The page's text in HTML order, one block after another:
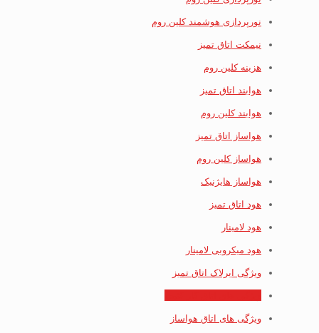
نورپردازی هوشمند کلین روم
نیمکت اتاق تمیز
هزینه کلین روم
هوابند اتاق تمیز
هوابند کلین روم
هواساز اتاق تمیز
هواساز کلین روم
هواساز هایژنیک
هود اتاق تمیز
هود لامینار
هود میکروبی لامینار
ویژگی ایرلاک اتاق تمیز
ویژگی های اتاق هواساز